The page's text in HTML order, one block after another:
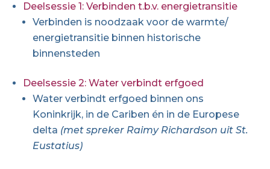
Deelsessie 1: Verbinden t.b.v. energietransitie
Verbinden is noodzaak voor de warmte/
energietransitie binnen historische
binnensteden
Deelsessie 2: Water verbindt erfgoed
Water verbindt erfgoed binnen ons
Koninkrijk, in de Cariben én in de Europese
delta (met spreker Raimy Richardson uit St.
Eustatius)